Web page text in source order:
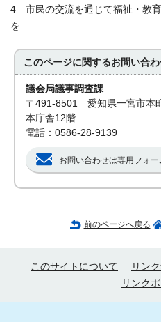
4 市民の交流を通じて福祉・教
を
このページに関するお問い合
議会局議事調査課
〒491-8501 愛知県一宮市本
本庁舎12階
電話：0586-28-9139
お問い合わせは専用フォー
前のページへ戻る
このサイトについて リン
リンク